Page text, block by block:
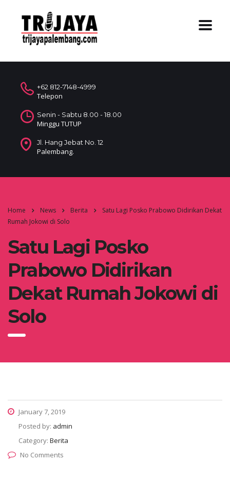
+62 812-7148-4999
Telepon
Senin - Sabtu 8.00 - 18.00
Minggu TUTUP
Jl. Hang Jebat No. 12
Palembang.
Home News Berita
Satu Lagi Posko Prabowo Didirikan Dekat
Rumah Jokowi di Solo
Satu Lagi Posko
Prabowo Didirikan
Dekat Rumah Jokowi di
Solo
January 7, 2019
Posted by: admin
Category: Berita
No Comments